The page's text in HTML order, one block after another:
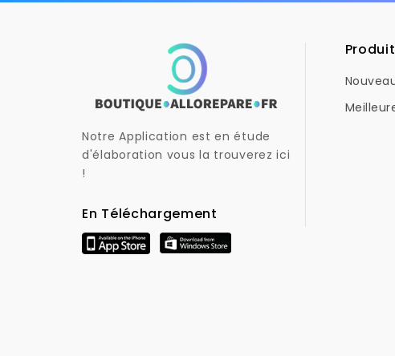
Notre Application est en étude
d'élaboration vous la trouverez ici
!
En Téléchargement